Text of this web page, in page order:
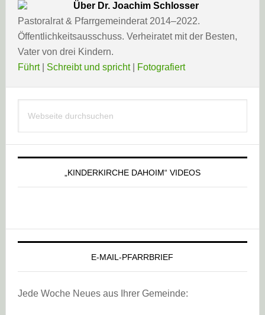
Über Dr. Joachim Schlosser
Pastoralrat & Pfarrgemeinderat 2014–2022.
Öffentlichkeitsausschuss. Verheiratet mit der Besten,
Vater von drei Kindern.
Führt| Schreibt und spricht| Fotografiert
Haupt-
Sidebar
durchsuchen
„KINDERKIRCHE DAHOIM“ VIDEOS
E-MAIL-PFARRBRIEF
Jede Woche Neues aus Ihrer Gemeinde: